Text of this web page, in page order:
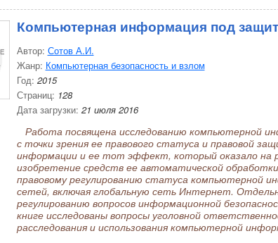
Компьютерная информация под
Автор: Сотов А.И.
Жанр: Компьютерная безопасность и взлом
Год: 2015
Страниц: 128
Дата загрузки: 21 июля 2016
Работа посвящена исследованию компьютерной
с точки зрения ее правового статуса и правовой
информации и ее тот эффект, который оказало на
изобретение средств ее автоматической
правовому регулированию статуса компьютерной
сетей, включая глобальную сеть Интернет.
регулированию вопросов информационной
книге исследованы вопросы уголовной
расследования и использования компьютерной